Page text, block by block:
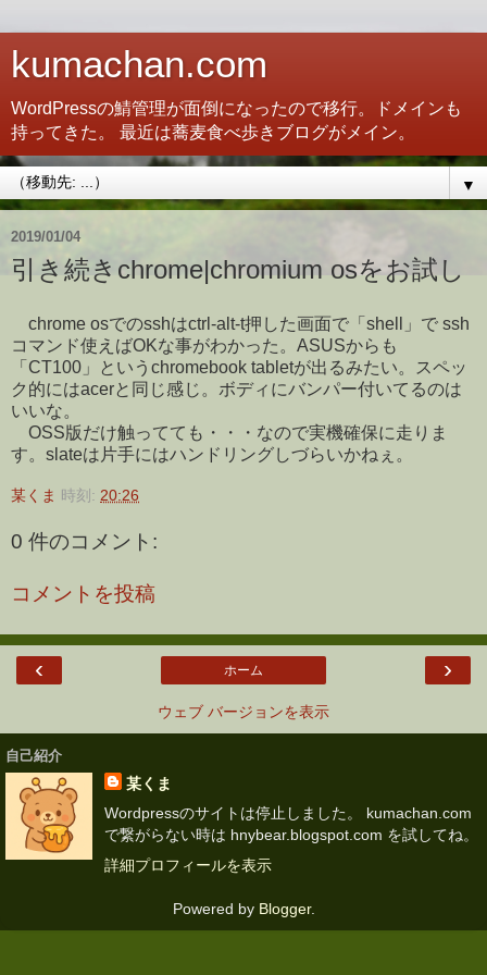
kumachan.com
WordPressの鯖管理が面倒になったので移行。ドメインも
持ってきた。 最近は蕎麦食べ歩きブログがメイン。
▼
2019/01/04
引き続きchrome|chromium osをお試し
chrome osでのsshはctrl-alt-t押した画面で「shell」で ssh
コマンド使えばOKな事がわかった。ASUSからも
「CT100」というchromebook tabletが出るみたい。スペッ
ク的にはacerと同じ感じ。ボディにバンパー付いてるのは
いいな。
OSS版だけ触ってても・・・なので実機確保に走りま
す。slateは片手にはハンドリングしづらいかねぇ。
某くま 時刻: 20:26
0 件のコメント:
コメントを投稿
‹ ›
ホーム
ウェブ バージョンを表示
自己紹介
某くま
Wordpressのサイトは停止しました。 kumachan.com
で繋がらない時は hnybear.blogspot.com を試してね。
詳細プロフィールを表示
Powered by Blogger.